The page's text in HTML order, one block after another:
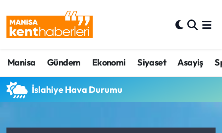
Manisa Gündem Ekonomi Siyaset Asayiş
İslahiye Hava Durumu
Ahmetli Hava Durumu
Ahmetli Trafik Yoğunluk Haritası
Süper Lig Puan Durumu ve Fikstür